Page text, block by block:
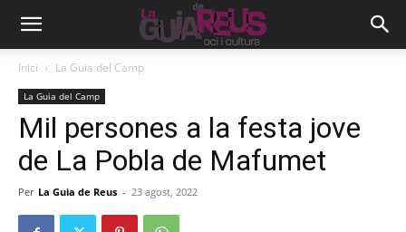
Inici La Guia del Camp
La Guia del Camp
Mil persones a la festa jove
de La Pobla de Mafumet
Per La Guia de Reus - 23 agost, 2022